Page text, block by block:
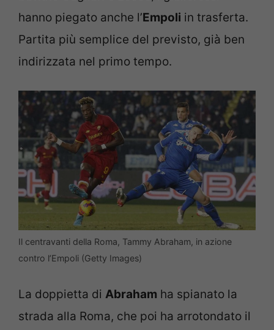
hanno piegato anche l’Empoli in trasferta.
Partita più semplice del previsto, già ben
indirizzata nel primo tempo.
Il centravanti della Roma, Tammy Abraham, in azione
contro l’Empoli (Getty Images)
La doppietta di Abraham ha spianato la
strada alla Roma, che poi ha arrotondato il